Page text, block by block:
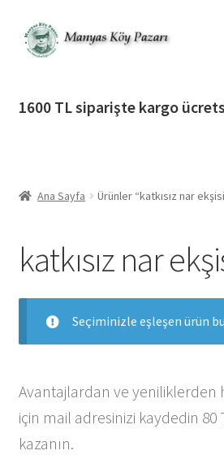
Dolaşıma
geç
İçeriğe
geç
İletişim
1600 TL siparişte kargo
Ana Sayfa Ürünler “katkısız nar
katkısız nar
Seçiminizle eşleşen ürün
Avantajlardan ve
için mail adresinizi kaydedin
kazanın.